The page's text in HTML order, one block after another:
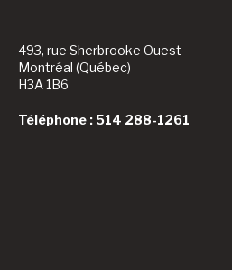
493, rue Sherbrooke Ouest
Montréal (Québec)
H3A 1B6
Téléphone : 514 288-1261